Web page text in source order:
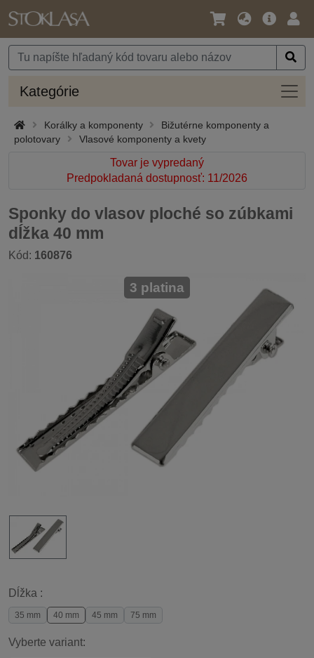
Jazyk
Mena
Hlavná
Kategórie
Korálky a komponenty
Bižutérne komponenty a
polotovary
Vlasové komponenty a kvety
Tovar je vypredaný
Predpokladaná dostupnosť: 11/2026
Sponky do vlasov ploché so zúbkami
dĺžka 40 mm
Kód: 160876
3 platina
Dĺžka :
35 mm 40 mm 45 mm 75 mm
Vyberte variant: